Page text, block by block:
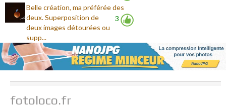
3
Belle création, ma préférée des
deux. Superposition de
deux images détourées ou
supp...
fotoloco.fr